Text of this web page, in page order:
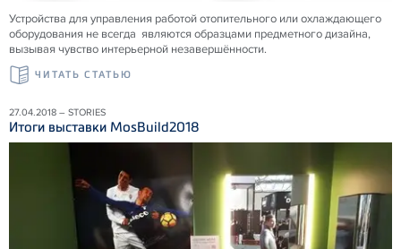
Устройства для управления работой отопительного или охлаждающего
оборудования не всегда являются образцами предметного дизайна,
вызывая чувство интерьерной незавершённости.
ЧИТАТЬ СТАТЬЮ
27.04.2018 – STORIES
Итоги выставки MosBuild2018